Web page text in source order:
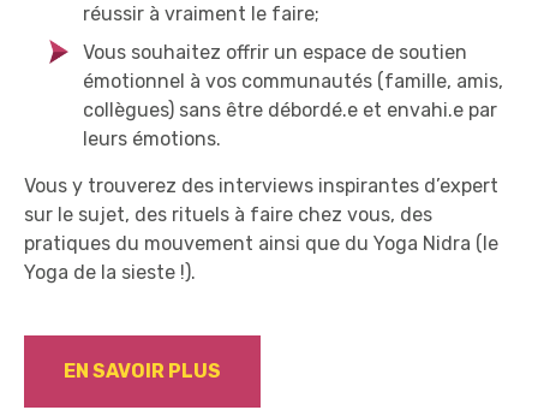
réussir à vraiment le faire;
Vous souhaitez offrir un espace de soutien
émotionnel à vos communautés (famille, amis,
collègues) sans être débordé.e et envahi.e par
leurs émotions.
Vous y trouverez des interviews inspirantes d’expert
sur le sujet, des rituels à faire chez vous, des
pratiques du mouvement ainsi que du Yoga Nidra (le
Yoga de la sieste !).
EN SAVOIR PLUS